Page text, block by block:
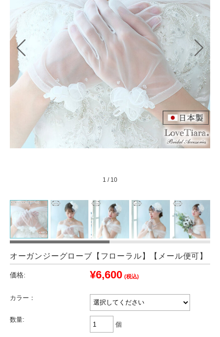
1 / 10
オーガンジーグローブ【フローラル】【メール便可】
価格: ¥6,600 (税込)
カラー：
数量:
個